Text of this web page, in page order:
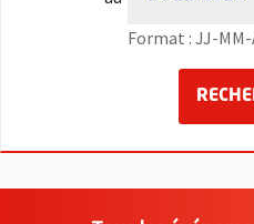
Format : JJ-MM-